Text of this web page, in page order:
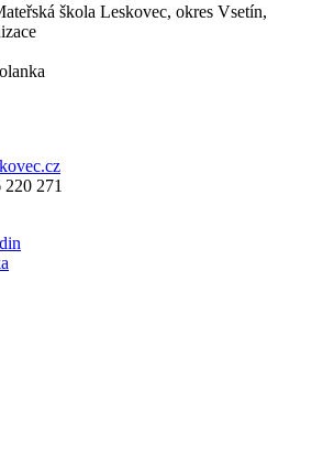
škola Leskovec, okres Vsetín,
271